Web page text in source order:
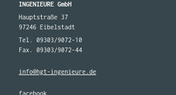
INGENIEURE GmbH
Hauptstraße 37
97246 Eibelstadt
Tel. 09303/9072-10
Fax. 09303/9072-44
info@hgt-ingenieure.de
facebook